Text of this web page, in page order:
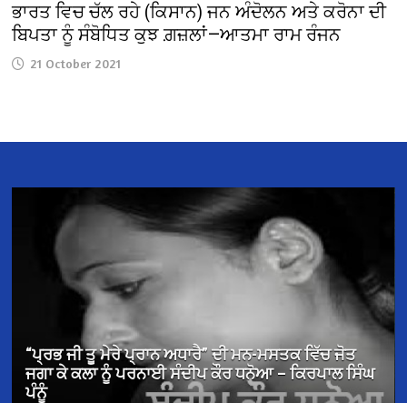
ਭਾਰਤ ਵਿਚ ਚੱਲ ਰਹੇ (ਕਿਸਾਨ) ਜਨ ਅੰਦੋਲਨ ਅਤੇ ਕਰੋਨਾ ਦੀ
ਬਿਪਤਾ ਨੂੰ ਸੰਬੋਧਿਤ ਕੁਝ ਗ਼ਜ਼ਲਾਂ—ਆਤਮਾ ਰਾਮ ਰੰਜਨ
21 October 2021
ਪ੍ਰਮੁੱਖ ਪਰਵਾਸੀ ਸਰੋਕਾਰ ਤੇ ਬਰਤਾਨਵੀ ਪੰਜਾਬੀ ਕਹਾਣੀ – ਡਾ.
ਪ੍ਰੀਤਮ ਸਿੰਘ ਕੈਂਬੋ